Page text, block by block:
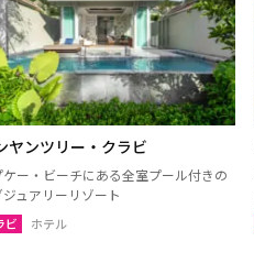
サムットソンクラーム
カンチャナブリー
アーントーン
ノンタブリー
プラチュアップキリカン
サラブリー
ヤンツリー・クラビ
ケー・ビーチにある全室プール付きの
ジュアリーリゾート
ビ ホテル